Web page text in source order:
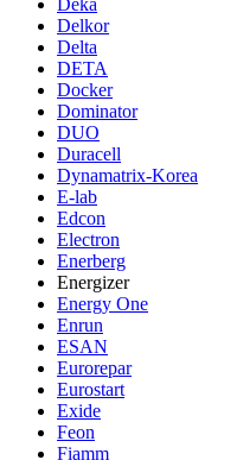
Deka
Delkor
Delta
DETA
Docker
Dominator
DUO
Duracell
Dynamatrix-Korea
E-lab
Edcon
Electron
Enerberg
Energizer
Energy One
Enrun
ESAN
Eurorepar
Eurostart
Exide
Feon
Fiamm